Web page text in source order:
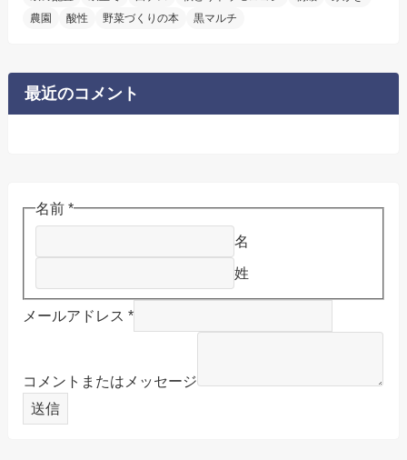
農園
酸性 野菜づくりの本 黒マルチ
最近のコメント
名前*
名
姓
メールアドレス *
コメントまたはメッセージ
送信